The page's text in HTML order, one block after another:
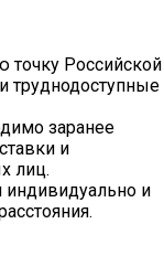
точку Российской
труднодоступные
заранее
и
лиц.
индивидуально и